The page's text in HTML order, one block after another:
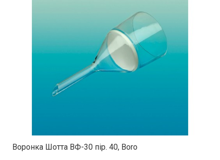
Воронка Шотта ВФ-30 пір. 40, Boro